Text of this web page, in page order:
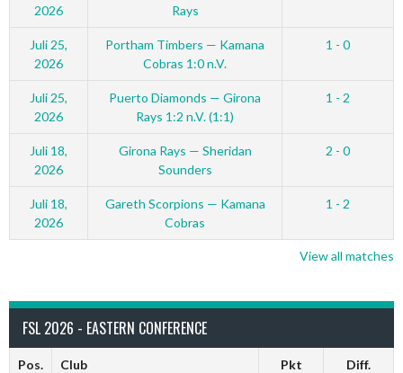
2026
Rays
Juli 25,
2026
Portham Timbers — Kamana
Cobras 1:0 n.V.
1 - 0
Juli 25,
2026
Puerto Diamonds — Girona
Rays 1:2 n.V. (1:1)
1 - 2
Juli 18,
2026
Girona Rays — Sheridan
Sounders
2 - 0
Juli 18,
2026
Gareth Scorpions — Kamana
Cobras
1 - 2
View all matches
FSL 2026 - EASTERN CONFERENCE
Pos. Club Pkt Diff.